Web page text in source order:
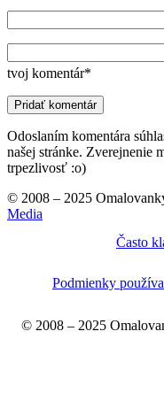
tvoj komentár*
Odoslaním komentára
našej stránke. Zverejnenie
trpezlivosť :o)
© 2008 – 2025
Media
Často
Podmienky
© 2008 – 2025